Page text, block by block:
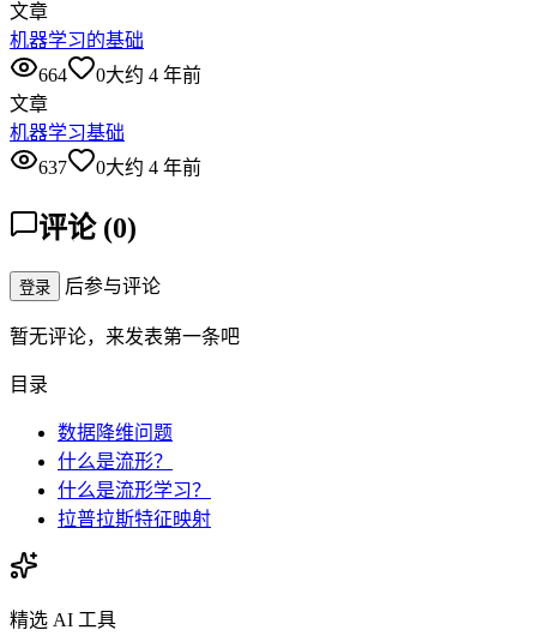
文章
机器学习的基础
664
0大约 4 年前
文章
机器学习基础
637
0大约 4 年前
评论 (0)
登录 后参与评论
暂无评论，来发表第一条吧
目录
数据降维问题
什么是流形？
什么是流形学习？
拉普拉斯特征映射
精选 AI 工具